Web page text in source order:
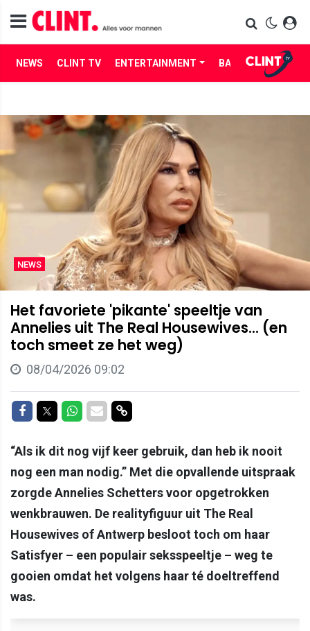
NEWS CLINT TV ENTERTAINMENT BABES LIFE
NEWS
Het favoriete 'pikante' speeltje van
Annelies uit The Real Housewives... (en
toch smeet ze het weg)
08/04/2026 09:02
Delen op Facebook
Delen op Twitter
Delen op Whatsapp
Delen via Mail
Delen via link
“Als ik dit nog vijf keer gebruik, dan heb ik nooit
nog een man nodig.” Met die opvallende uitspraak
zorgde Annelies Schetters voor opgetrokken
wenkbrauwen. De realityfiguur uit The Real
Housewives of Antwerp besloot toch om haar
Satisfyer – een populair seksspeeltje – weg te
gooien omdat het volgens haar té doeltreffend
was.